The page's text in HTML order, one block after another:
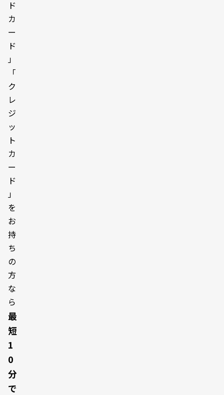
ド
カ
ー
ド
」
「
ク
レ
ジ
ッ
ト
カ
ー
ド
」
を
お
持
ち
の
方
な
ら
最
短
1
0
分
で